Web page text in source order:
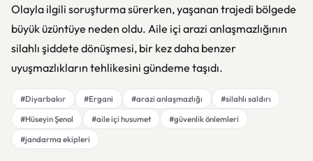
Olayla ilgili soruşturma sürerken, yaşanan trajedi bölgede
büyük üzüntüye neden oldu. Aile içi arazi anlaşmazlığının
silahlı şiddete dönüşmesi, bir kez daha benzer
uyuşmazlıkların tehlikesini gündeme taşıdı.
#Diyarbakır #Ergani #arazi anlaşmazlığı
#silahlı saldırı
#Hüseyin Şenol
#aile içi husumet
#güvenlik önlemleri
#jandarma ekipleri